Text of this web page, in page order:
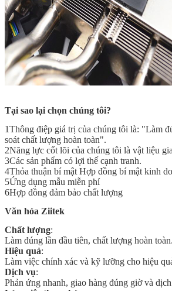
Tại sao lại chọn chúng tôi?
1Thông điệp giá trị của chúng tôi là: "Làm
soát chất lượng hoàn toàn".
2Năng lực cốt lõi của chúng tôi là vật liệu
3Các sản phẩm có lợi thế cạnh tranh.
4Thỏa thuận bí mật Hợp đồng bí mật kinh
5Ứng dụng mẫu miễn phí
6Hợp đồng đảm bảo chất lượng
Văn hóa Ziitek
Chất lượng:
Làm đúng lần đầu tiên, chất lượng hoàn toàn.
Hiệu quả:
Làm việc chính xác và kỹ lưỡng cho hiệu
Dịch vụ:
Phản ứng nhanh, giao hàng đúng giờ và